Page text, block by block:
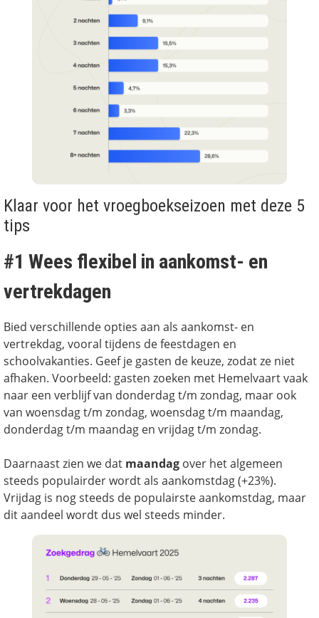
Klaar voor het vroegboekseizoen met deze 5
tips
#1 Wees flexibel in aankomst- en
vertrekdagen
Bied verschillende opties aan als aankomst- en
vertrekdag, vooral tijdens de feestdagen en
schoolvakanties. Geef je gasten de keuze, zodat ze niet
afhaken. Voorbeeld: gasten zoeken met Hemelvaart vaak
naar een verblijf van donderdag t/m zondag, maar ook
van woensdag t/m zondag, woensdag t/m maandag,
donderdag t/m maandag en vrijdag t/m zondag.
Daarnaast zien we dat maandag over het algemeen
steeds populairder wordt als aankomstdag (+23%).
Vrijdag is nog steeds de populairste aankomstdag, maar
dit aandeel wordt dus wel steeds minder.